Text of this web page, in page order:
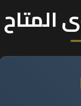
المتاح